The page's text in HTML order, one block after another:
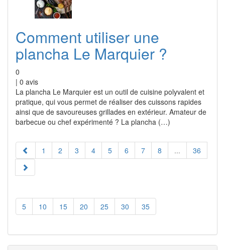
Comment utiliser une
plancha Le Marquier ?
0
| 0 avis
La plancha Le Marquier est un outil de cuisine polyvalent et
pratique, qui vous permet de réaliser des cuissons rapides
ainsi que de savoureuses grillades en extérieur. Amateur de
barbecue ou chef expérimenté ? La plancha (…)
1 2 3 4 5 6 7 8 ... 36
5 10 15 20 25 30 35